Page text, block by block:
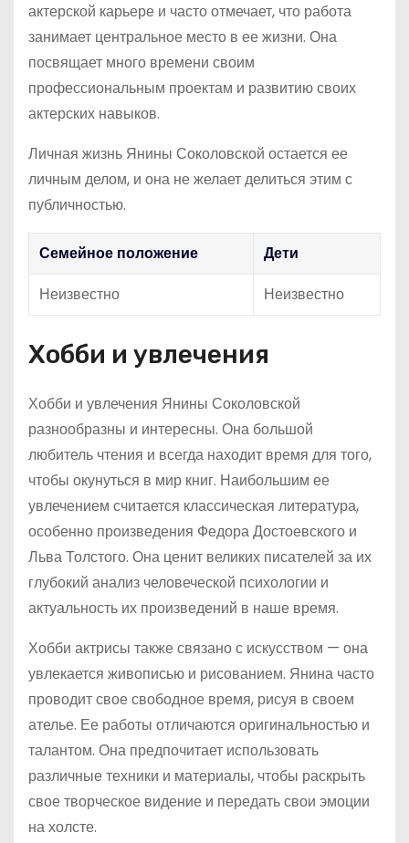
актерской карьере и часто отмечает, что работа
занимает центральное место в ее жизни. Она
посвящает много времени своим
профессиональным проектам и развитию своих
актерских навыков.
Личная жизнь Янины Соколовской остается ее
личным делом, и она не желает делиться этим с
публичностью.
Семейное положение
Дети
Неизвестно
Неизвестно
Хобби и увлечения
Хобби и увлечения Янины Соколовской
разнообразны и интересны. Она большой
любитель чтения и всегда находит время для того,
чтобы окунуться в мир книг. Наибольшим ее
увлечением считается классическая литература,
особенно произведения Федора Достоевского и
Льва Толстого. Она ценит великих писателей за их
глубокий анализ человеческой психологии и
актуальность их произведений в наше время.
Хобби актрисы также связано с искусством — она
увлекается живописью и рисованием. Янина часто
проводит свое свободное время, рисуя в своем
ателье. Ее работы отличаются оригинальностью и
талантом. Она предпочитает использовать
различные техники и материалы, чтобы раскрыть
свое творческое видение и передать свои эмоции
на холсте.